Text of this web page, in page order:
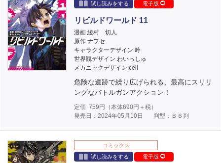
試し読みをする
電子版
リビルドワールド 11
漫画 綾村 切人
原作 ナフセ
キャラクターデザイン 吟
世界観デザイン わいっしゅ
メカニックデザイン cell
危険な遺跡で繰り広げられる、最高にスリリ
ングなバトルガンアクション！
定価 759 円（本体690円＋税）
発売日：2024年05月10日
判型：Ｂ６判
コミックス
試し読みをする
電子版